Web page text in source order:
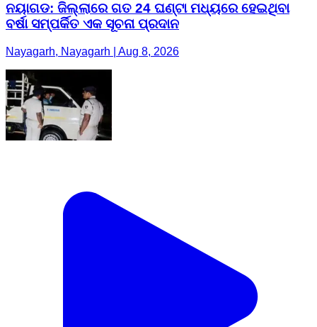
ନୟାଗଡ: ଜିଲ୍ଲାରେ ଗତ 24 ଘଣ୍ଟା ମଧ୍ୟରେ ହେଇଥିବା
ବର୍ଷା ସମ୍ପର୍କିତ ଏକ ସୂଚନା ପ୍ରଦାନ
Nayagarh, Nayagarh | Aug 8, 2026